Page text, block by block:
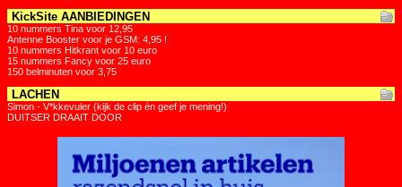
KickSite AANBIEDINGEN
10 nummers Tina voor 12,95
Antenne Booster voor je GSM: 4,95 !
10 nummers Hitkrant voor 10 euro
15 nummers Fancy voor 25 euro
150 belminuten voor 3,75
LACHEN
Simon - V*kkevuler (kijk de clip én geef je mening!)
DUITSER DRAAIT DOOR